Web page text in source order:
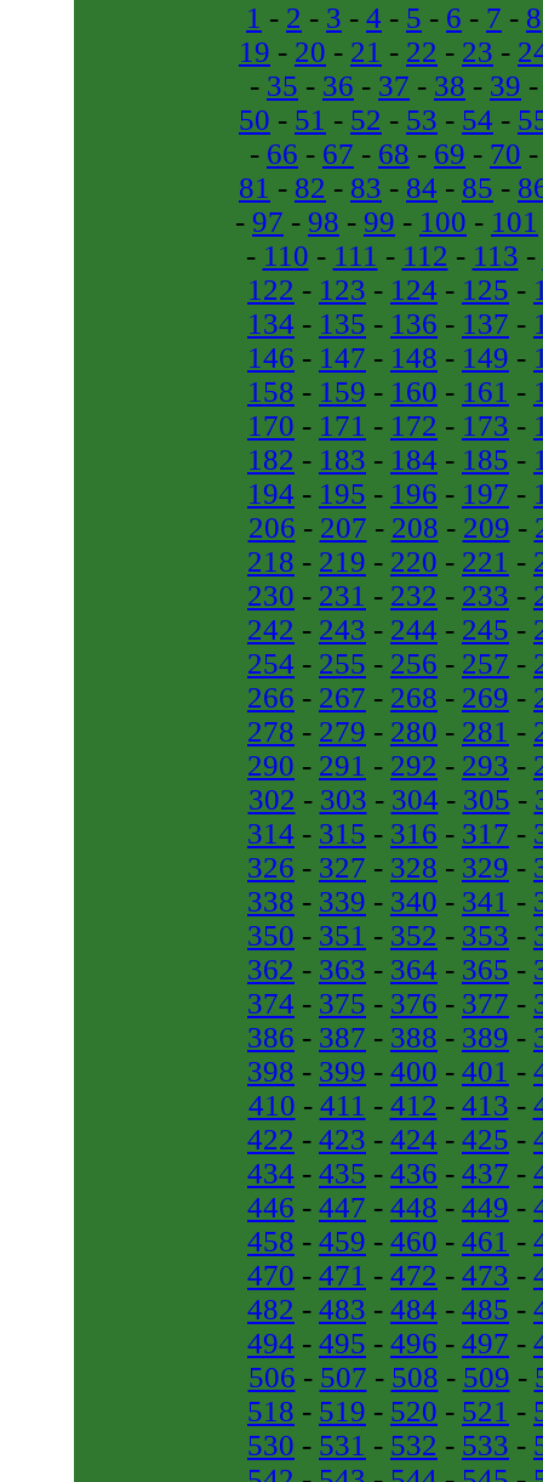
1 - 2 - 3 - 4 - 5 - 6 - 7 - 8
19 - 20 - 21 - 22 - 23 -
- 35 - 36 - 37 - 38 - 39
50 - 51 - 52 - 53 - 54 -
- 66 - 67 - 68 - 69 - 70
81 - 82 - 83 - 84 - 85 -
- 97 - 98 - 99 - 100 - 101
- 110 - 111 - 112 - 113 -
122 - 123 - 124 - 125 -
134 - 135 - 136 - 137 -
146 - 147 - 148 - 149 -
158 - 159 - 160 - 161 -
170 - 171 - 172 - 173 -
182 - 183 - 184 - 185 -
194 - 195 - 196 - 197 -
206 - 207 - 208 - 209 -
218 - 219 - 220 - 221 -
230 - 231 - 232 - 233 -
242 - 243 - 244 - 245 -
254 - 255 - 256 - 257 -
266 - 267 - 268 - 269 -
278 - 279 - 280 - 281 -
290 - 291 - 292 - 293 -
302 - 303 - 304 - 305 -
314 - 315 - 316 - 317 -
326 - 327 - 328 - 329 -
338 - 339 - 340 - 341 -
350 - 351 - 352 - 353 -
362 - 363 - 364 - 365 -
374 - 375 - 376 - 377 -
386 - 387 - 388 - 389 -
398 - 399 - 400 - 401 -
410 - 411 - 412 - 413 -
422 - 423 - 424 - 425 -
434 - 435 - 436 - 437 -
446 - 447 - 448 - 449 -
458 - 459 - 460 - 461 -
470 - 471 - 472 - 473 -
482 - 483 - 484 - 485 -
494 - 495 - 496 - 497 -
506 - 507 - 508 - 509 -
518 - 519 - 520 - 521 -
530 - 531 - 532 - 533 -